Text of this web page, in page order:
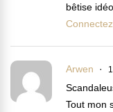
bêtise
Arwen
Tout mon